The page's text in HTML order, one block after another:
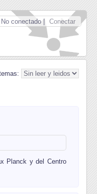
No conectado | Conectar
Planck y del Centro